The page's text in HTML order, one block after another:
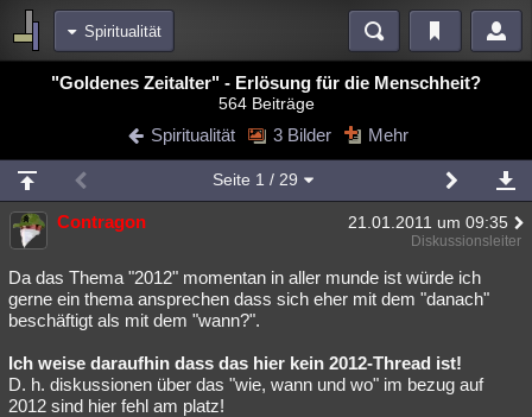
Spiritualität
Bereiche
Blogs Videos
Chat Wiki Neuigkeiten
meine Rubriken
Menschen Wissenschaft Mystery Kriminalfälle
Spiritualität Verschwörungen Technologie Ufologie
Natur Umfragen Unterhaltung
weitere Rubriken
Philosophie Träume Orte Esoterik Literatur
"Goldenes Zeitalter" - Erlösung für die Menschheit?
564 Beiträge
Spiritualität 3 Bilder Mehr
Seite 1 / 29
Contragon 21.01.2011 um 09:35
Diskussionsleiter
Da das Thema "2012" momentan in aller munde ist würde ich
gerne ein thema ansprechen dass sich eher mit dem "danach"
beschäftigt als mit dem "wann?".
Ich weise daraufhin dass das hier kein 2012-Thread ist!
D. h. diskussionen über das "wie, wann und wo" im bezug auf
2012 sind hier fehl am platz!